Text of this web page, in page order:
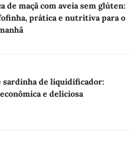
de maçã com aveia sem glúten:
prática e nutritiva para o
sardinha de liquidificador:
e deliciosa